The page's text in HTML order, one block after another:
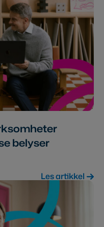
belyser
Les artikkel